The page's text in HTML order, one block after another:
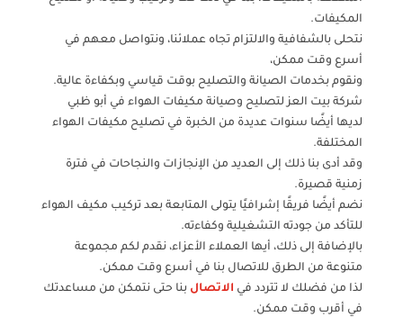
المكيفات.
نتحلى بالشفافية والالتزام تجاه عملائنا، ونتواصل معهم في
أسرع وقت ممكن،
ونقوم بخدمات الصيانة والتصليح بوقت قياسي وبكفاءة عالية.
شركة بيت العز لتصليح وصيانة مكيفات الهواء في أبو ظبي
لديها أيضًا سنوات عديدة من الخبرة في تصليح مكيفات الهواء
المختلفة.
وقد أدى بنا ذلك إلى العديد من الإنجازات والنجاحات في فترة
زمنية قصيرة.
نضم أيضًا فريقًا إشرافيًا يتولى المتابعة بعد تركيب مكيف الهواء
للتأكد من جودته التشغيلية وكفاءته.
بالإضافة إلى ذلك، أيها العملاء الأعزاء، نقدم لكم مجموعة
متنوعة من الطرق للاتصال بنا في أسرع وقت ممكن.
لذا من فضلك لا تتردد في الاتصال بنا حتى نتمكن من مساعدتك
في أقرب وقت ممكن.